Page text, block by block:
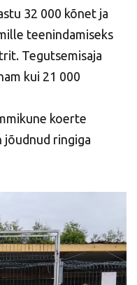
32 000 kõnet ja
teenindamiseks
Tegutsemisaja
kui 21 000
koerte
jõudnud ringiga